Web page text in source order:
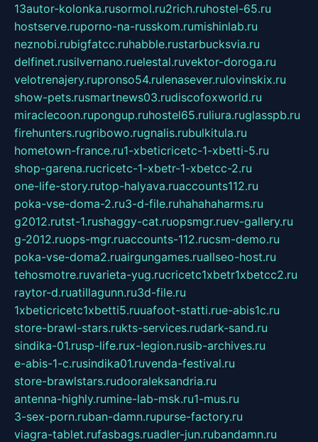
13autor-kolonka.rusormol.ru2rich.ruhostel-65.ru
hostserve.ruporno-na-russkom.rumishinlab.ru
neznobi.rubigfatcc.ruhabble.rustarbucksvia.ru
delfinet.rusilvernano.ruelestal.ruvektor-doroga.ru
velotrenajery.rupronso54.rulenasever.rulovinskix.ru
show-pets.rusmartnews03.rudiscofoxworld.ru
miraclecoon.rupongup.ruhostel65.ruliura.ruglasspb.ru
firehunters.rugribowo.rugnalis.rubulkitula.ru
hometown-france.ru1-xbeticricetc-1-xbetti-5.ru
shop-garena.rucricetc-1-xbetr-1-xbetcc-2.ru
one-life-story.rutop-halyava.ruaccounts112.ru
poka-vse-doma-2.ru3-d-file.ruhahahaharms.ru
g2012.rutst-1.rushaggy-cat.ruopsmgr.ruev-gallery.ru
g-2012.ruops-mgr.ruaccounts-112.rucsm-demo.ru
poka-vse-doma2.ruairgungames.ruallseo-host.ru
tehosmotre.ruvarieta-yug.rucricetc1xbetr1xbetcc2.ru
raytor-d.ruatillagunn.ru3d-file.ru
1xbeticricetc1xbetti5.ruuafoot-statti.rue-abis1c.ru
store-brawl-stars.rukts-services.rudark-sand.ru
sindika-01.rusp-life.rux-legion.rusib-archives.ru
e-abis-1-c.rusindika01.ruvenda-festival.ru
store-brawlstars.rudooraleksandria.ru
antenna-highly.rumine-lab-msk.ru1-mus.ru
3-sex-porn.ruban-damn.rupurse-factory.ru
viagra-tablet.rufasbags.ruadler-jun.rubandamn.ru